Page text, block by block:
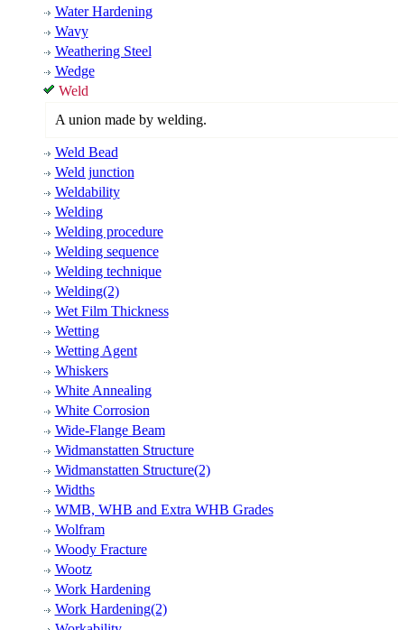
Water Hardening
Wavy
Weathering Steel
Wedge
Weld
A union made by welding.
Weld Bead
Weld junction
Weldability
Welding
Welding procedure
Welding sequence
Welding technique
Welding(2)
Wet Film Thickness
Wetting
Wetting Agent
Whiskers
White Annealing
White Corrosion
Wide-Flange Beam
Widmanstatten Structure
Widmanstatten Structure(2)
Widths
WMB, WHB and Extra WHB Grades
Wolfram
Woody Fracture
Wootz
Work Hardening
Work Hardening(2)